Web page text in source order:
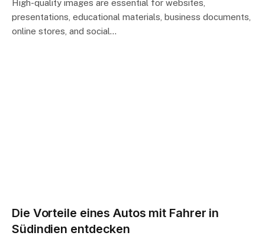
High-quality images are essential for websites,
presentations, educational materials, business documents,
online stores, and social…
Die Vorteile eines Autos mit Fahrer in
Südindien entdecken